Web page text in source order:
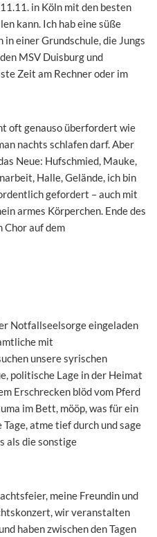
in Köln mit den besten
kann. Ich hab eine süße
in einer Grundschule, die Jungs
MSV Duisburg und
Zeit am Rechner oder im
oft genauso überfordert wie
nachts schlafen darf. Aber
Neue: Hufschmied, Mauke,
Halle, Gelände, ich bin
gefordert – auch mit
armes Körperchen. Ende des
auf dem
Notfallseelsorge eingeladen
mit
unsere syrischen
politische Lage in der Heimat
Erschrecken blöd vom Pferd
im Bett, mööp, was für ein
atme tief durch und sage
als die sonstige
meine Freundin und
wir veranstalten
haben zwischen den Tagen